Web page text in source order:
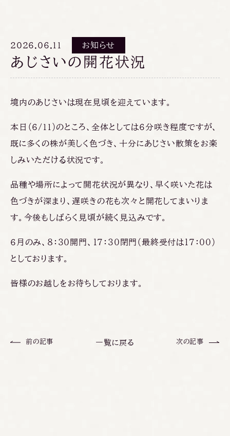
2026.06.11 お知らせ
あじさいの開花状況
境内のあじさいは現在見頃を迎えています。
本日（6/11）のところ、全体としては6分咲き程度ですが、
既に多くの株が美しく色づき、十分にあじさい散策をお楽
しみいただける状況です。
品種や場所によって開花状況が異なり、早く咲いた花は
色づきが深まり、遅咲きの花も次々と開花してまいりま
す。今後もしばらく見頃が続く見込みです。
6月のみ、８：３０開門、１７：３０閉門（最終受付は１７：００）
としております。
皆様のお越しをお待ちしております。
一覧に戻る
前の記事 次の記事